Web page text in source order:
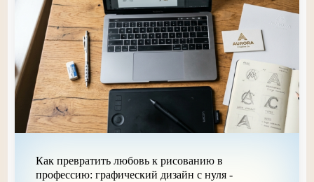
Как превратить любовь к рисованию в
профессию: графический дизайн с нуля -